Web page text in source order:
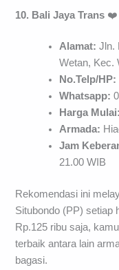
10. Bali Jaya Trans ❤️
Alamat: Jln.
Wetan, Kec.
No.Telp/HP:
Whatsapp:
Harga Mulai:
Armada:
Jam
21.00 WIB
Rekomendasi ini
Situbondo (PP) setiap
Rp.125 ribu saja,
terbaik antara lain
bagasi.